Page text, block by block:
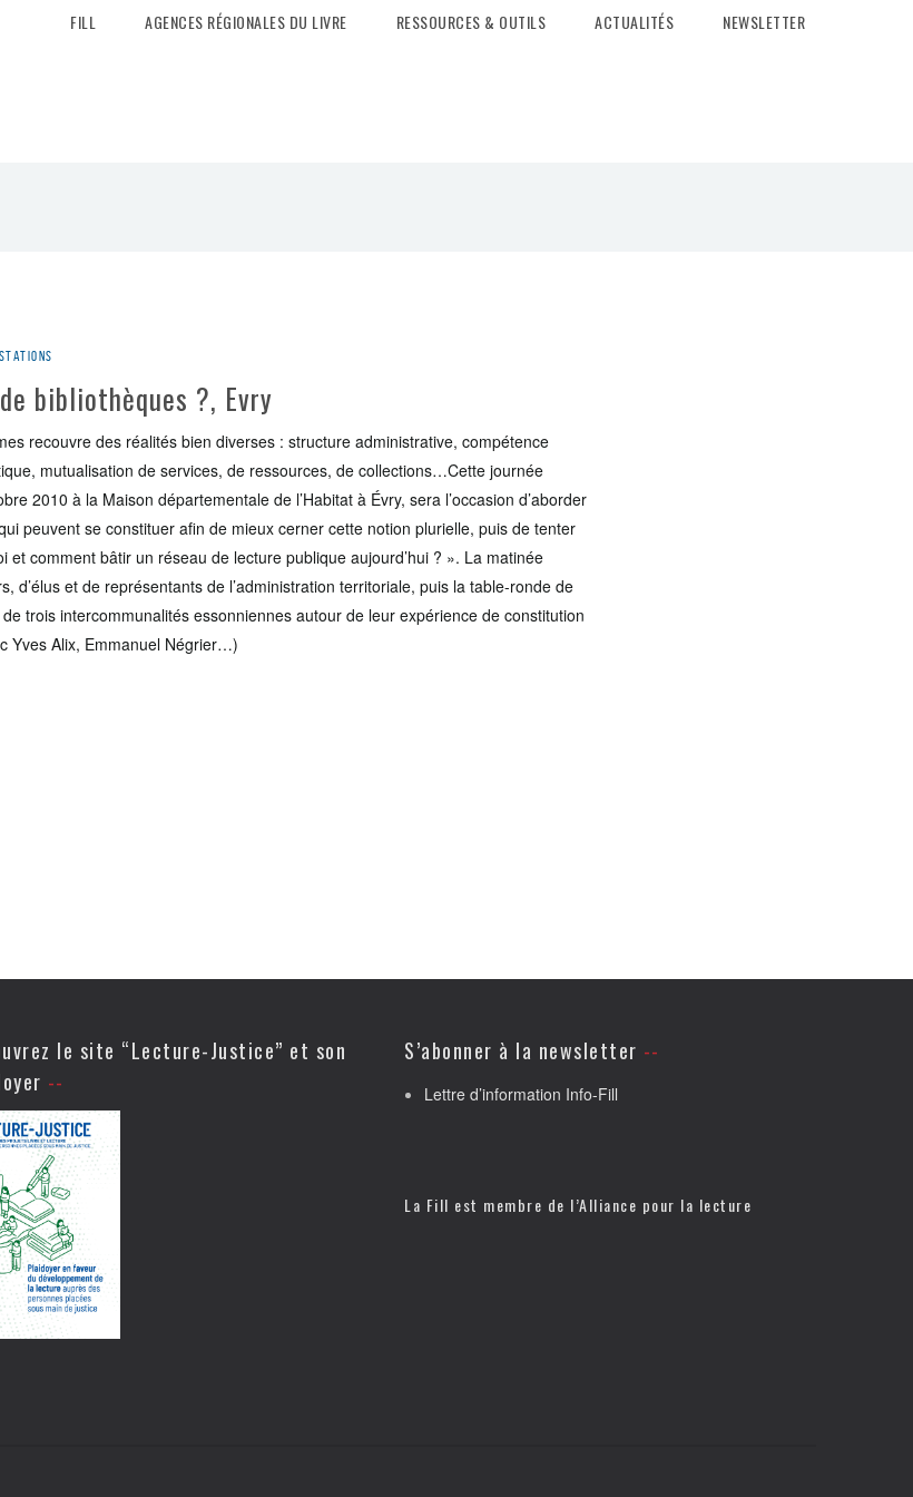
FILL AGENCES RÉGIONALES DU LIVRE RESSOURCES & OUTILS ACTUALITÉS NEWSLETTER
bibliothèques ?, Evry
recouvre des réalités bien diverses : structure administrative, compétence
mutualisation de services, de ressources, de collections…Cette journée
2010 à la Maison départementale de l’Habitat à Évry, sera l’occasion d’aborder
peuvent se constituer afin de mieux cerner cette notion plurielle, puis de tenter
et comment bâtir un réseau de lecture publique aujourd’hui ? ». La matinée
d’élus et de représentants de l’administration territoriale, puis la table-ronde de
trois intercommunalités essonniennes autour de leur expérience de constitution
Yves Alix, Emmanuel Négrier…)
le site “Lecture-Justice” et son
S’abonner à la newsletter
Lettre d’information Info-Fill
La Fill est membre de l’Alliance pour la lecture